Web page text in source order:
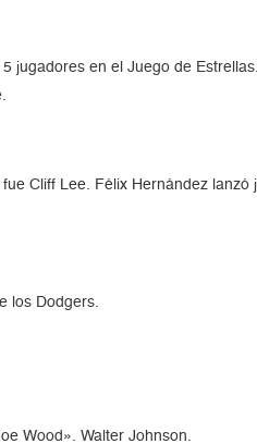
jugadores en el Juego de
Cliff Lee. Félix Hernández lanzó
los Dodgers.
Wood». Walter Johnson.